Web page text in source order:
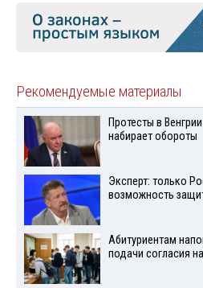
Рекомендуемые материалы
Протесты в
набирает обороты
Эксперт: только
возможность
Абитуриентам
подачи согласия